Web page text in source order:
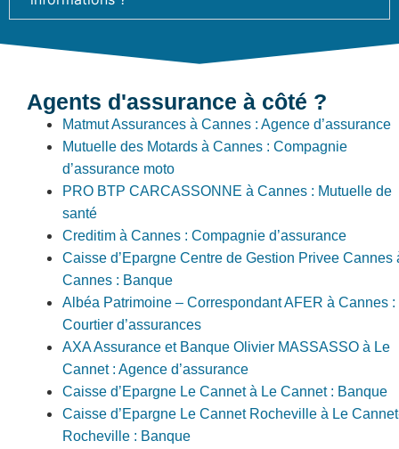
Agents d'assurance à côté ?
Matmut Assurances à Cannes : Agence d’assurance
Mutuelle des Motards à Cannes : Compagnie
d’assurance moto
PRO BTP CARCASSONNE à Cannes : Mutuelle de
santé
Creditim à Cannes : Compagnie d’assurance
Caisse d’Epargne Centre de Gestion Privee Cannes
Cannes : Banque
Albéa Patrimoine – Correspondant AFER à Cannes :
Courtier d’assurances
AXA Assurance et Banque Olivier MASSASSO à Le
Cannet : Agence d’assurance
Caisse d’Epargne Le Cannet à Le Cannet : Banque
Caisse d’Epargne Le Cannet Rocheville à Le
Rocheville : Banque